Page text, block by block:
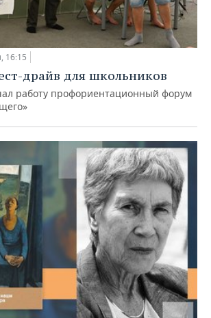
16:15
драйв для школьников
работу профориентационный форум